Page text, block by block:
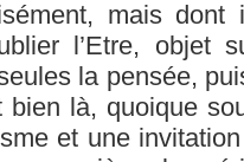
mais dont
l’Etre, objet
la pensée,
bien là, quoique
et une